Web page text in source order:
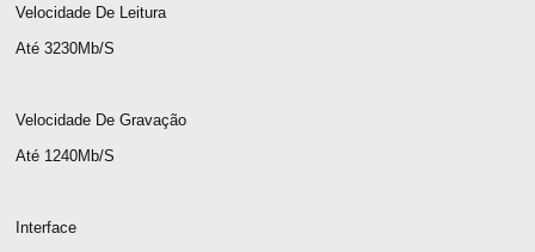
Velocidade De Leitura
Até 3230Mb/S
Velocidade De Gravação
Até 1240Mb/S
Interface